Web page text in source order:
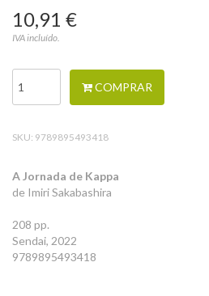
10,91 €
IVA incluído.
COMPRAR
SKU: 9789895493418
A Jornada de Kappa
de Imiri Sakabashira
208 pp.
Sendai, 2022
9789895493418